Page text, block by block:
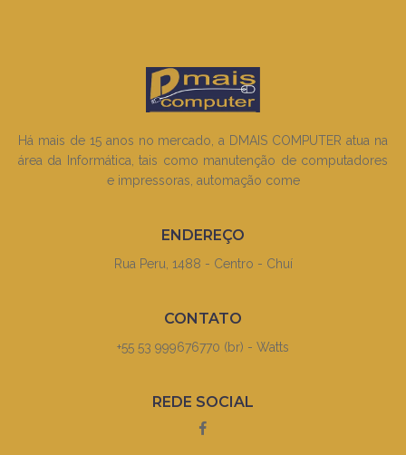
Há mais de 15 anos no mercado, a DMAIS COMPUTER atua na
área da Informática, tais como manutenção de computadores
e impressoras, automação come
ENDEREÇO
Rua Peru, 1488 - Centro - Chuí
CONTATO
+55 53 999676770 (br) - Watts
REDE SOCIAL